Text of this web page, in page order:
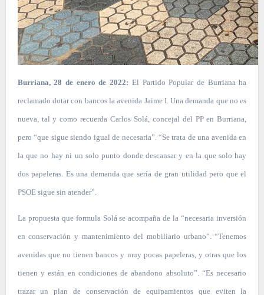
Burriana, 28 de enero de 2022: El Partido Popular de Burriana ha
reclamado dotar con bancos la avenida Jaime I. Una demanda que no es
nueva, tal y como recuerda Carlos Solá, concejal del PP en Burriana,
pero “que sigue siendo igual de necesaria”. “Se trata de una avenida en
la que no hay ni un solo punto donde descansar y en la que solo hay
dos papeleras. Es una demanda que sería de gran utilidad pero que el
PSOE sigue sin atender”.
La propuesta que formula Solá se acompaña de la “necesaria inversión
en conservación y mantenimiento del mobiliario urbano”. “Tenemos
avenidas que no tienen bancos y muy pocas papeleras, y otras que los
tienen y están en condiciones de abandono absoluto”. “Es necesario
trazar un plan de conservación de equipamientos que eviten la